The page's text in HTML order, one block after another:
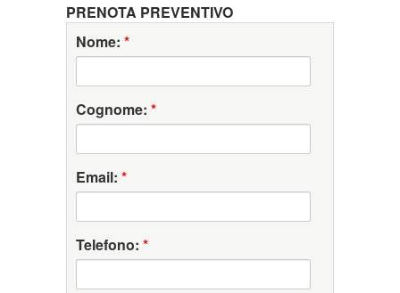
PRENOTA PREVENTIVO
Nome: *
Cognome: *
Email: *
Telefono: *